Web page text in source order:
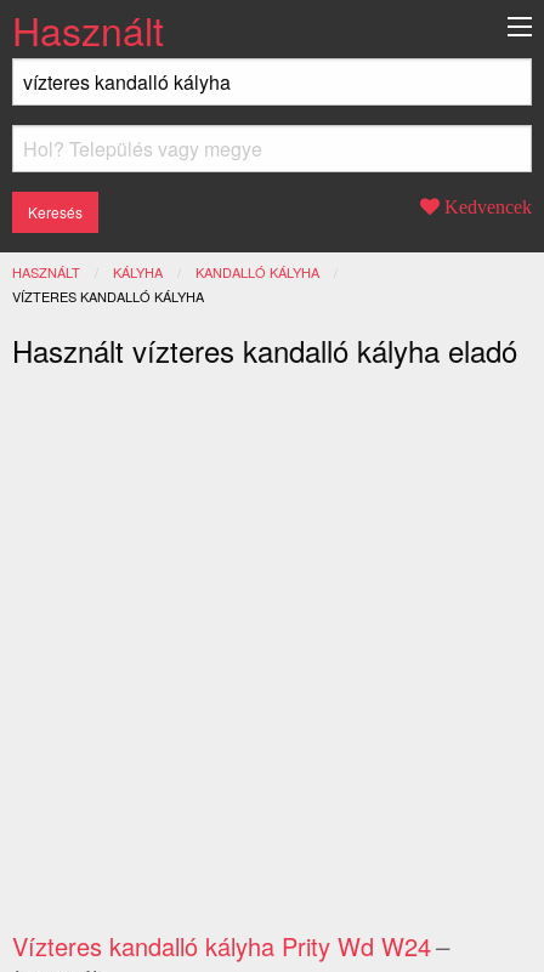
Használt
Kedvencek
HASZNÁLT KÁLYHA
KANDALLÓ KÁLYHA
JELENLEGI:
VÍZTERES KANDALLÓ KÁLYHA
Használt vízteres kandalló kályha eladó
Vízteres kandalló kályha Prity Wd W24–